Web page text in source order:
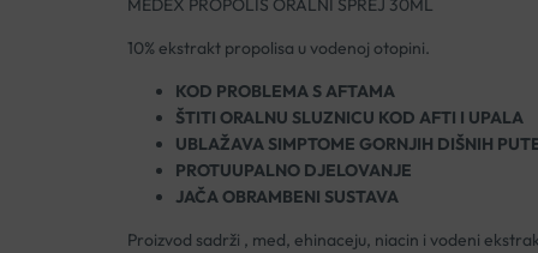
MEDEX PROPOLIS ORALNI SPREJ 30ML
10% ekstrakt propolisa u vodenoj otopini.
KOD PROBLEMA S AFTAMA
ŠTITI ORALNU SLUZNICU KOD AFTI I UPALA
UBLAŽAVA SIMPTOME GORNJIH DIŠNIH
PROTUUPALNO DJELOVANJE
JAČA OBRAMBENI SUSTAVA
Proizvod sadrži , med, ehinaceju, niacin i vodeni